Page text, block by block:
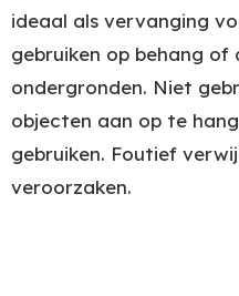
ideaal als vervanging
gebruiken op behang of
ondergronden. Niet
objecten aan op te
gebruiken. Foutief
veroorzaken.